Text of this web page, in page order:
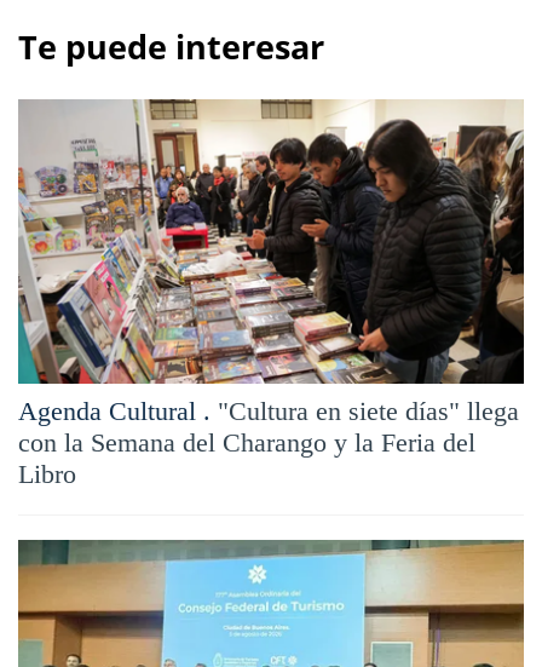
Te puede interesar
Agenda Cultural . "Cultura en siete días" llega
con la Semana del Charango y la Feria del
Libro